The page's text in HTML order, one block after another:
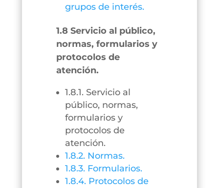
grupos de interés.
1.8 Servicio al público,
normas, formularios y
protocolos de
atención.
1.8.1. Servicio al
público, normas,
formularios y
protocolos de
atención.
1.8.2. Normas.
1.8.3. Formularios.
1.8.4. Protocolos de